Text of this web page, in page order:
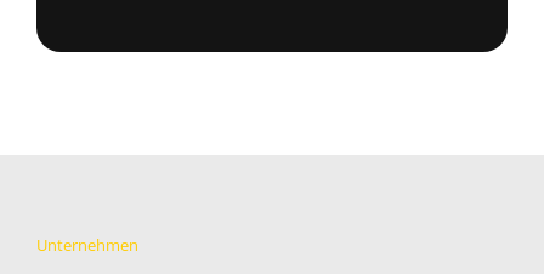
Unternehmen